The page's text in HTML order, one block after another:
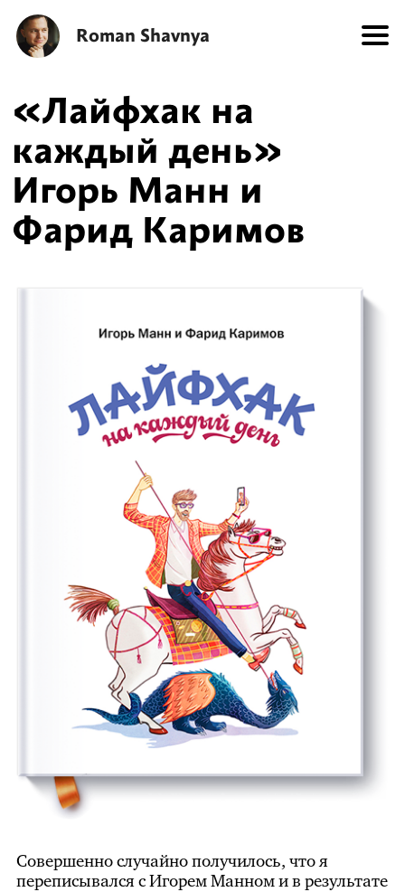
Roman Shavnya
«Лайфхак на
каждый день»
Игорь Манн и
Фарид Каримов
Совершенно случайно получилось, что я
переписывался с Игорем Манном и в результате